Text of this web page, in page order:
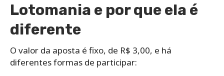
Lotomania e por que ela é
diferente
O valor da aposta é fixo, de R$ 3,00, e há
diferentes formas de participar: